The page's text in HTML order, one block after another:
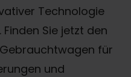
Technologie
Sie jetzt den
für
und